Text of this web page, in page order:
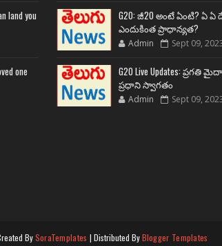
land you
one
G20: జీ20 అంటే ఏంటి? ఏ ఏ
ఎందుకింత ప్రాధాన్యత?
Admin Sept 09,
G20 Live Updates:
ప్రధాని స్వాగతం
Admin Sept 09,
BySoraTemplates | Distributed ByBlogger Templates